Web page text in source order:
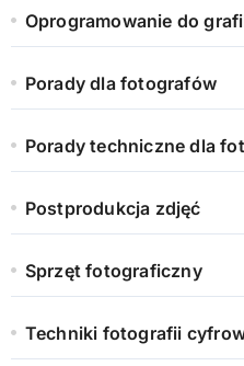
Oprogramowanie do
Porady dla fotografów
Porady techniczne dla
Postprodukcja zdjęć
Sprzęt fotograficzny
Techniki fotografii